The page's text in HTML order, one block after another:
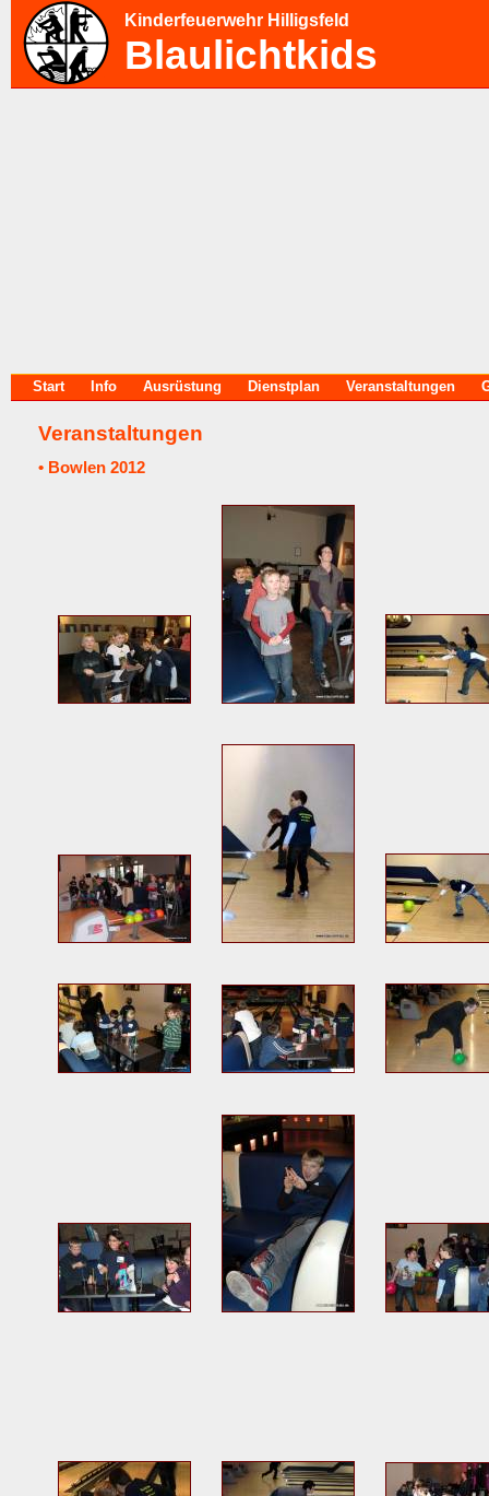
Kinderfeuerwehr Hilligsfeld
Blaulichtkids
Start Info Ausrüstung Dienstplan Veranstaltungen
Veranstaltungen
• Bowlen 2012